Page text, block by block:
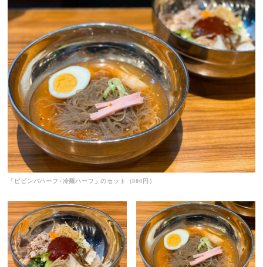
「ビビンバハーフ+冷麺ハーフ」のセット（800円）